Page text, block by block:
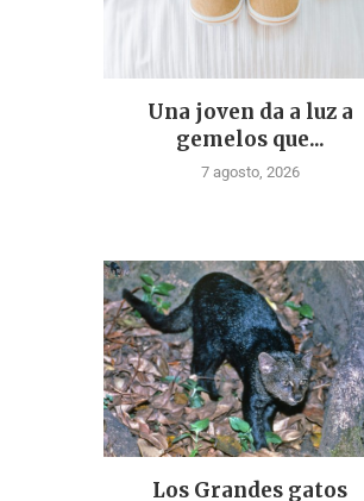
Una joven da a luz a
gemelos que...
7 agosto, 2026
Los Grandes gatos